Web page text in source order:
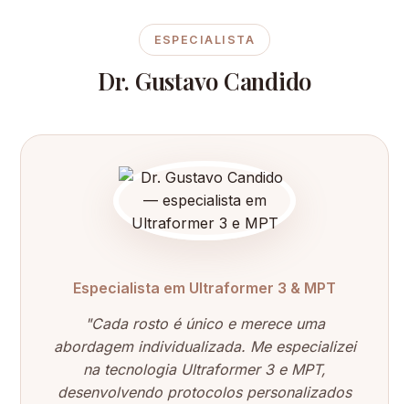
ESPECIALISTA
Dr. Gustavo Candido
Especialista em Ultraformer 3 & MPT
"Cada rosto é único e merece uma
abordagem individualizada. Me especializei
na tecnologia Ultraformer 3 e MPT,
desenvolvendo protocolos personalizados